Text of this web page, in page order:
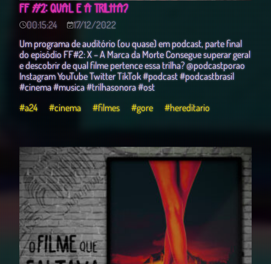
FF #2: QUAL É A TRILHA?
00:15:24
17/12/2022
Um programa de auditório (ou quase) em podcast, parte final
do episódio FF#2: X – A Marca da Morte Consegue superar geral
e descobrir de qual filme pertence essa trilha? @podcastporao
Instagram YouTube Twitter TikTok #podcast #podcastbrasil
#cinema #musica #trilhasonora #ost
#a24
#cinema #filmes #gore #hereditario